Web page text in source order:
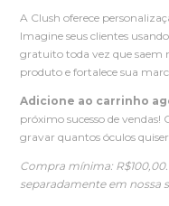
A Clush oferece
Imagine seus clientes
gratuito toda vez que saem
produto e fortalece sua
Adicione ao carrinho
próximo sucesso de
gravar quantos óculos
Compra mínima:
separadamente em nossa